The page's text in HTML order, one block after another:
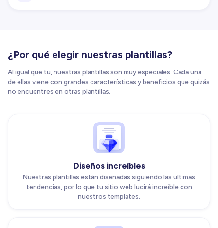
¿Por qué elegir nuestras plantillas?
Al igual que tú, nuestras plantillas son muy especiales. Cada una
de ellas viene con grandes características y beneficios que quizás
no encuentres en otras plantillas.
Diseños increíbles
Nuestras plantillas están diseñadas siguiendo las últimas
tendencias, por lo que tu sitio web lucirá increíble con
nuestros templates.